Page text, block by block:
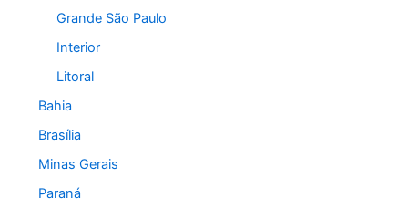
Grande São Paulo
Interior
Litoral
Bahia
Brasília
Minas Gerais
Paraná